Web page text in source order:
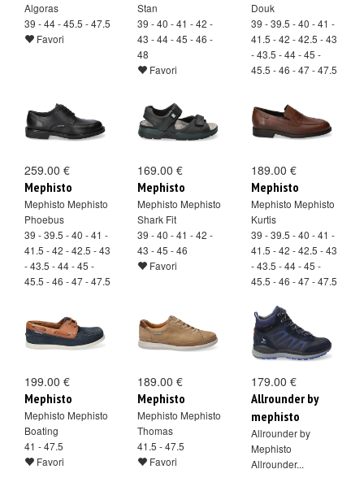
Algoras
39 - 44 - 45.5 - 47.5
Favori
Stan
39 - 40 - 41 - 42 -
43 - 44 - 45 - 46 -
48
Favori
Douk
39 - 39.5 - 40 - 41 -
41.5 - 42 - 42.5 - 43
- 43.5 - 44 - 45 -
45.5 - 46 - 47 - 47.5
259.00 €
Mephisto
Mephisto Mephisto
Phoebus
39 - 39.5 - 40 - 41 -
41.5 - 42 - 42.5 - 43
- 43.5 - 44 - 45 -
45.5 - 46 - 47 - 47.5
169.00 €
Mephisto
Mephisto Mephisto
Shark Fit
39 - 40 - 41 - 42 -
43 - 45 - 46
Favori
189.00 €
Mephisto
Mephisto Mephisto
Kurtis
39 - 39.5 - 40 - 41 -
41.5 - 42 - 42.5 - 43
- 43.5 - 44 - 45 -
45.5 - 46 - 47 - 47.5
199.00 €
Mephisto
Mephisto Mephisto
Boating
41 - 47.5
Favori
189.00 €
Mephisto
Mephisto Mephisto
Thomas
41.5 - 47.5
Favori
179.00 €
Allrounder by
mephisto
Allrounder by
Mephisto
Allrounder...